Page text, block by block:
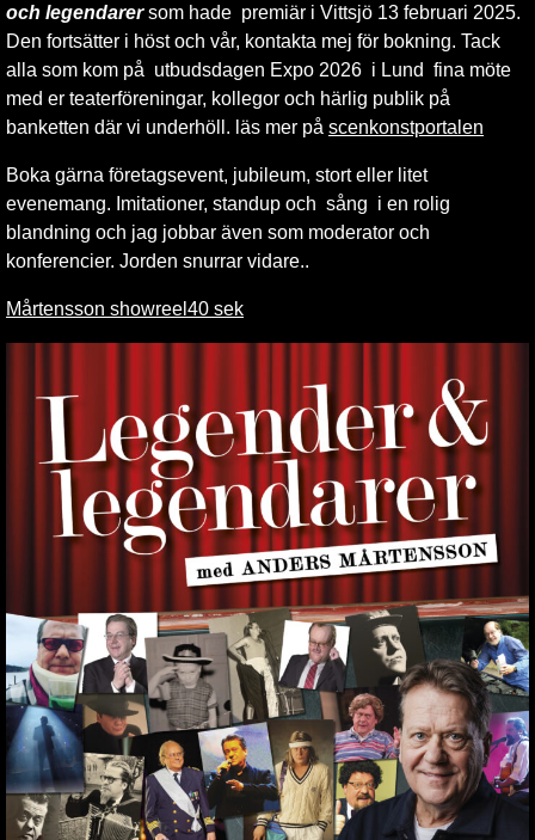
och legendarer som hade premiär i Vittsjö 13 februari 2025.
Den fortsätter i höst och vår, kontakta mej för bokning. Tack
alla som kom på utbudsdagen Expo 2026 i Lund fina möte
med er teaterföreningar, kollegor och härlig publik på
banketten där vi underhöll. läs mer på scenkonstportalen
Boka gärna företagsevent, jubileum, stort eller litet
evenemang. Imitationer, standup och sång i en rolig
blandning och jag jobbar även som moderator och
konferencier. Jorden snurrar vidare..
Mårtensson showreel40 sek